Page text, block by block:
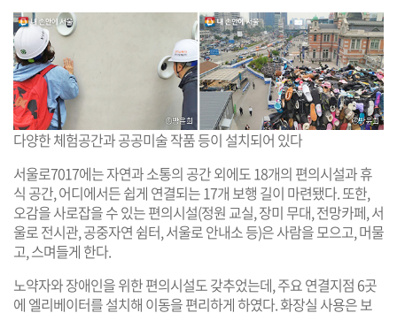
다양한 체험공간과 공공미술 작품 등이 설치되어 있다
서울로7017에는 자연과 소통의 공간 외에도 18개의 편의시설과 휴
식 공간, 어디에서든 쉽게 연결되는 17개 보행 길이 마련됐다. 또한,
오감을 사로잡을 수 있는 편의시설(정원 교실, 장미 무대, 전망카페, 서
울로 전시관, 공중자연 쉼터, 서울로 안내소 등)은 사람을 모으고, 머물
고, 스며들게 한다.
노약자와 장애인을 위한 편의시설도 갖추었는데, 주요 연결지점 6곳
에 엘리베이터를 설치해 이동을 편리하게 하였다. 화장실 사용은 보